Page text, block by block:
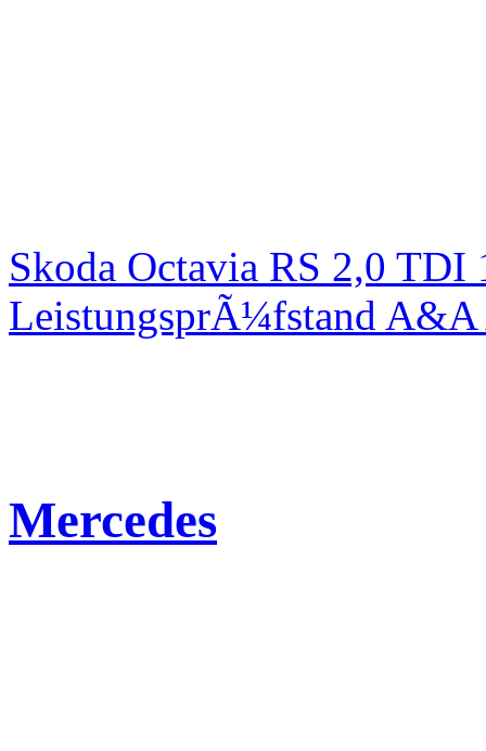
Skoda Octavia RS 2,0
LeistungsprÃ¼fstand
Mercedes